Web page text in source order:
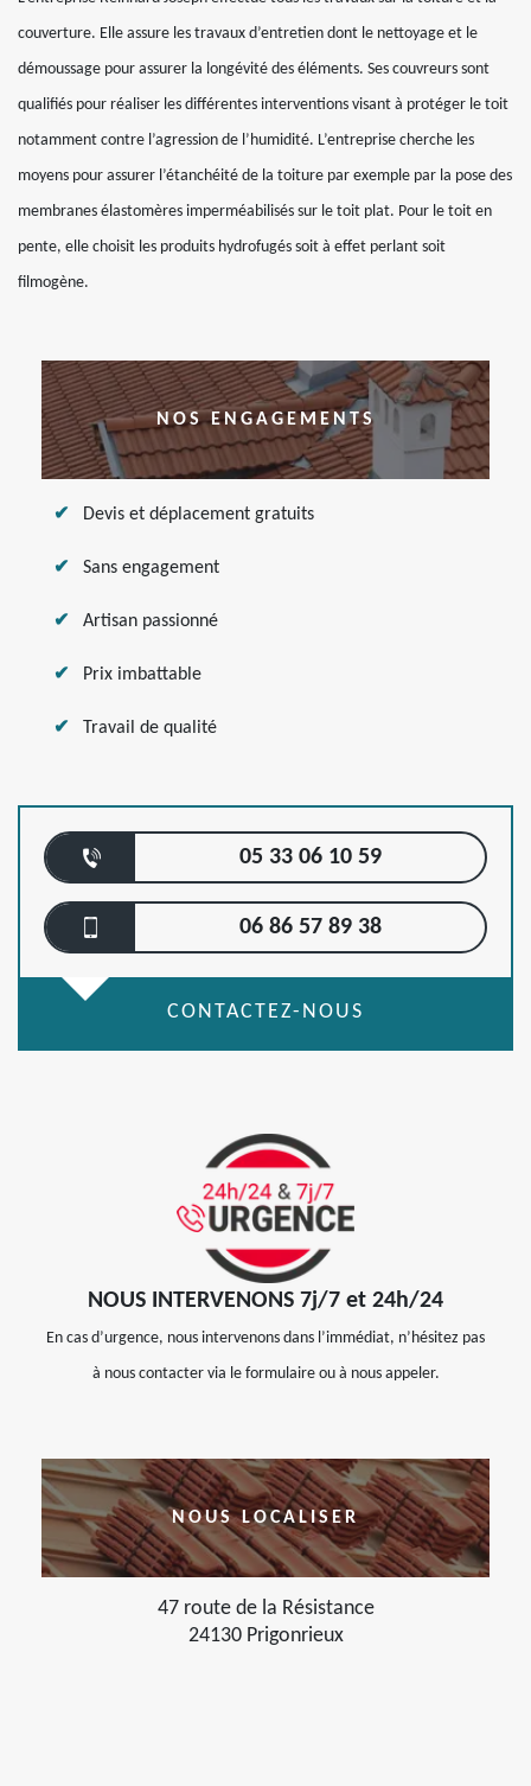
couverture. Elle assure les travaux d’entretien dont le nettoyage et le
démoussage pour assurer la longévité des éléments. Ses couvreurs sont
qualifiés pour réaliser les différentes interventions visant à protéger le toit
notamment contre l’agression de l’humidité. L’entreprise cherche les
moyens pour assurer l’étanchéité de la toiture par exemple par la pose des
membranes élastomères imperméabilisés sur le toit plat. Pour le toit en
pente, elle choisit les produits hydrofugés soit à effet perlant soit
filmogène.
NOS ENGAGEMENTS
Devis et déplacement gratuits
Sans engagement
Artisan passionné
Prix imbattable
Travail de qualité
05 33 06 10 59
06 86 57 89 38
CONTACTEZ-NOUS
NOUS INTERVENONS 7j/7 et 24h/24
En cas d’urgence, nous intervenons dans l’immédiat, n’hésitez pas
à nous contacter via le formulaire ou à nous appeler.
NOUS LOCALISER
47 route de la Résistance
24130 Prigonrieux